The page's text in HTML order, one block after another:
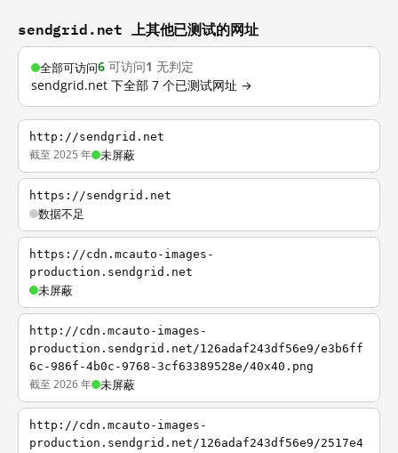
sendgrid.net 上其他已测试的网址
全部可访问6 可访问1 无判定
sendgrid.net 下全部 7 个已测试网址 →
http://sendgrid.net
截至 2025 年 未屏蔽
https://sendgrid.net
数据不足
https://cdn.mcauto-images-
production.sendgrid.net
未屏蔽
http://cdn.mcauto-images-
production.sendgrid.net/126adaf243df56e9/e3b6ff
6c-986f-4b0c-9768-3cf63389528e/40x40.png
截至 2026 年 未屏蔽
http://cdn.mcauto-images-
production.sendgrid.net/126adaf243df56e9/2517e4